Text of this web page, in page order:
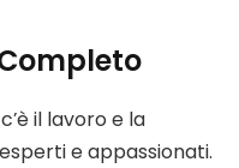
il lavoro e la
e appassionati.